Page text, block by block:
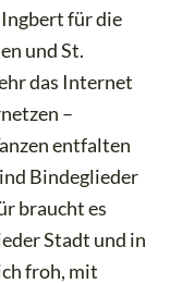
für die
und St.
das Internet
–
entfalten
Bindeglieder
braucht es
Stadt und in
froh, mit